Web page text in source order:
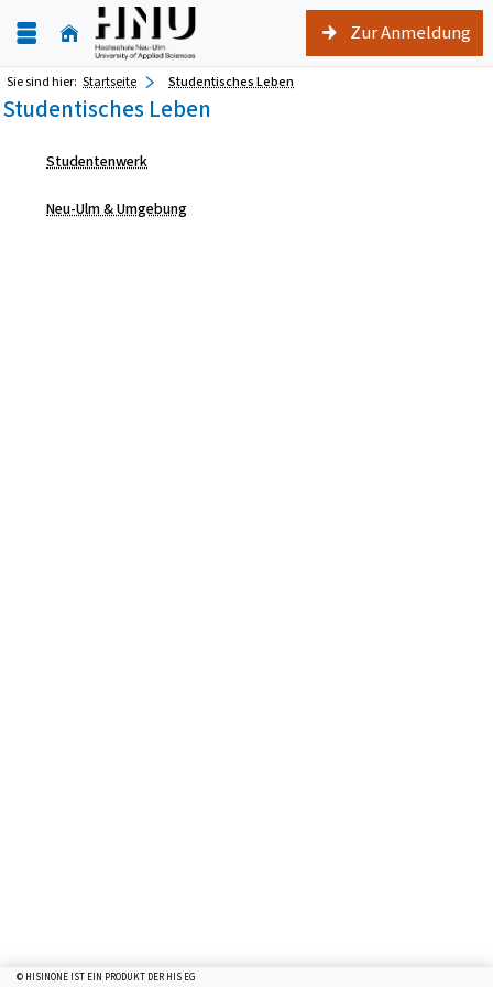
Zur Anmeldung
Sie sind hier: Startseite Studentisches Leben
Studentisches Leben
Studentenwerk
Neu-Ulm & Umgebung
© HISINONE IST EIN PRODUKT DER HIS EG